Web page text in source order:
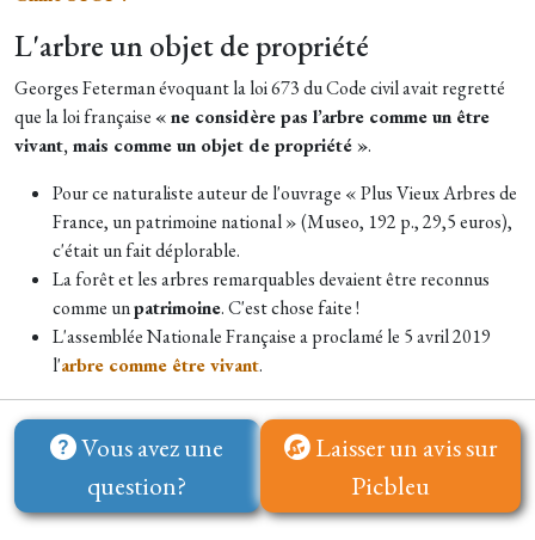
L'arbre un objet de propriété
Georges Feterman évoquant la loi 673 du Code civil avait regretté
que la loi française« ne considère pas l’arbre comme un être
vivant, mais comme un objet de propriété ».
Pour ce naturaliste auteur de l'ouvrage « Plus Vieux Arbres de
France, un patrimoine national » (Museo, 192 p., 29,5 euros),
c'était un fait déplorable.
La forêt et les arbres remarquables devaient être reconnus
comme unpatrimoine. C'est chose faite !
L'assemblée Nationale Française a proclamé le 5 avril 2019
l'arbre comme être vivant.
Vous avez une
question?
Laisser un avis sur
Picbleu